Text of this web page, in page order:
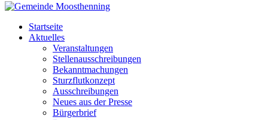
Startseite
Aktuelles
Veranstaltungen
Stellenausschreibungen
Bekanntmachungen
Sturzflutkonzept
Ausschreibungen
Neues aus der Presse
Bürgerbrief